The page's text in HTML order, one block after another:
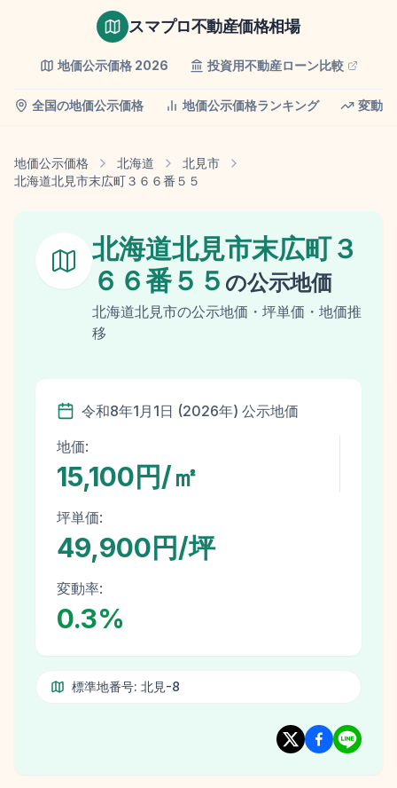
スマプロ不動産価格相場
地価公示価格 2026 投資用不動産ローン比較
全国の地価公示価格 地価公示価格ランキング 変動
地価公示価格 北海道
北見市
北海道北見市末広町３６６番５５
北海道北見市末広町３
６６番５５ の公示地価
北海道北見市の公示地価 ・坪単価・地価推
移
令和8年1月1日 (2026年) 公示地価
地価:
15,100円/㎡
坪単価:
49,900円/坪
変動率:
0.3%
標準地番号: 北見-8